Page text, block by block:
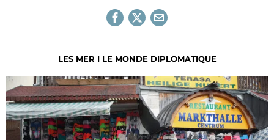
LES MER I LE MONDE DIPLOMATIQUE